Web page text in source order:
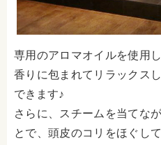
専用のアロマオイルを使用
香りに包まれてリラックス
できます♪
さらに、スチームを当てな
とで、頭皮のコリをほぐし